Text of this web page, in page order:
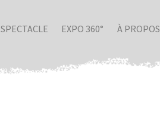
SPECTACLE EXPO 360° À PROPOS